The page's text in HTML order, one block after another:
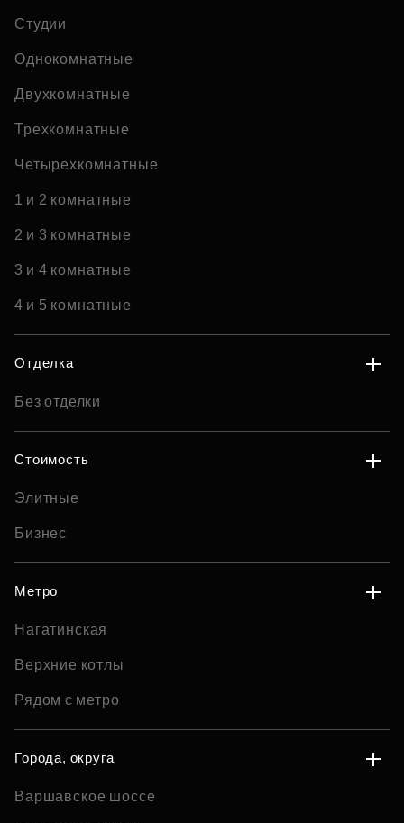
Студии
Однокомнатные
Двухкомнатные
Трехкомнатные
Четырехкомнатные
1 и 2 комнатные
2 и 3 комнатные
3 и 4 комнатные
4 и 5 комнатные
Отделка
Без отделки
Стоимость
Элитные
Бизнес
Метро
Нагатинская
Верхние котлы
Рядом с метро
Города, округа
Варшавское шоссе